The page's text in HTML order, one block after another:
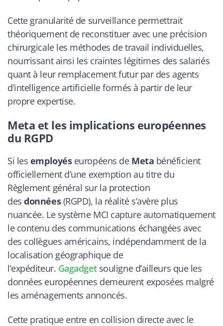
Cette granularité de surveillance permettrait
théoriquement de reconstituer avec une précision
chirurgicale les méthodes de travail individuelles,
nourrissant ainsi les craintes légitimes des salariés
quant à leur remplacement futur par des agents
d’intelligence artificielle formés à partir de leur
propre expertise.
Meta et les implications européennes
du RGPD
Si les employéseuropéens de Meta bénéficient
officiellement d’une exemption au titre du
Règlement général sur la protection
desdonnées(RGPD), la réalité s’avère plus
nuancée. Le système MCI capture automatiquement
le contenu des communications échangées avec
des collègues américains, indépendamment de la
localisation géographique de
l’expéditeur. Gagadgetsouligne d’ailleurs que les
données européennes demeurent exposées malgré
les aménagements annoncés.
Cette pratique entre en collision directe avec le